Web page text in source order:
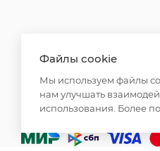
Любая информация на
Российской
редакции и активной
Файлы cookie
Мы используем файлы
нам улучшать
использования. Более